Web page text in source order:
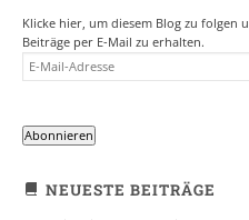
Klicke hier, um diesem Blog zu folgen
Beiträge per E-Mail zu erhalten.
E-
MAIL-
Abonnieren
NEUESTE BEITRÄGE